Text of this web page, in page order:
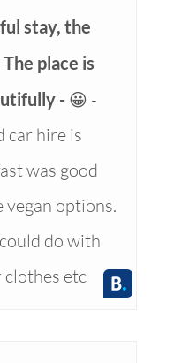
stay, the
place is
😀 -
car hire is
was good
options.
do with
etc